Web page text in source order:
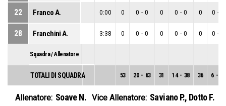
22 Franco A. 0:00 0 0 - 0 0 0 - 0 0 0 -
28 Franchini A. 3:38 0 0 - 0 0 0 - 0 0 0 -
Squadra / Allenatore
TOTALI DI SQUADRA 53 20 - 63 31 14 - 38 36 6 -
Allenatore: Soave N. Vice Allenatore: Saviano P., Dotto F.